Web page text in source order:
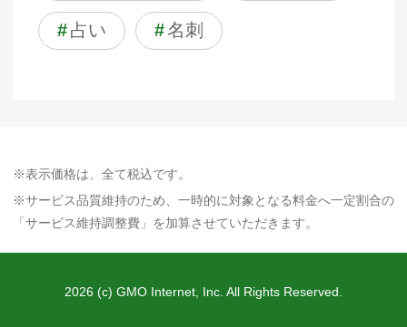
#占い #名刺
※表示価格は、全て税込です。
※サービス品質維持のため、一時的に対象となる料金へ一定割合の
「サービス維持調整費」を加算させていただきます。
2026 (c) GMO Internet, Inc. All Rights Reserved.